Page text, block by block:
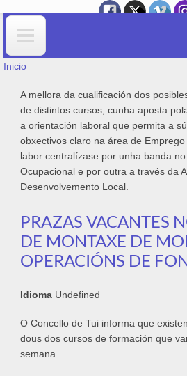
Formulario de
USTED ESTÁ AQUÍ
Inicio
A mellora da cualificación dos
de distintos cursos, cunha aposta
a orientación laboral que permita a
obxectivos claro na área de
labor centralízase por unha banda
Ocupacional e por outra a través da
Desenvolvemento Local.
PRAZAS VACANTES
DE MONTAXE DE
OPERACIÓNS DE
Idioma Undefined
O Concello de Tui informa que
dous dos cursos de formación que
semana.